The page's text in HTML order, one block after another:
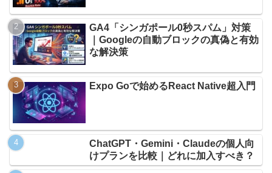
GA4「シンガポール0秒スパム」対策
｜Googleの自動ブロックの真偽と有効
な解決策
Expo Goで始めるReact Native超入門
ChatGPT・Gemini・Claudeの個人向
けプランを比較｜どれに加入すべき？